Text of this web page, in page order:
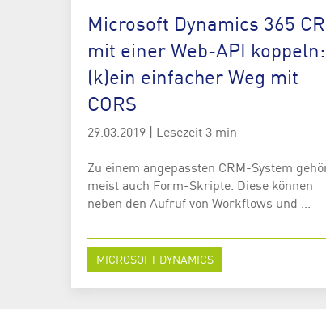
Microsoft Dynamics 365
mit einer Web-API koppeln:
(k)ein einfacher Weg mit
CORS
29.03.2019 | Lesezeit 3 min
Zu einem angepassten CRM-System
meist auch Form-Skripte. Diese können
neben den Aufruf von Workflows und ...
MICROSOFT DYNAMICS